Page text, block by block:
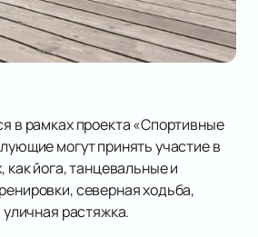
в рамках проекта «Спортивные
могут принять участие в
как йога, танцевальные и
северная ходьба,
растяжка.